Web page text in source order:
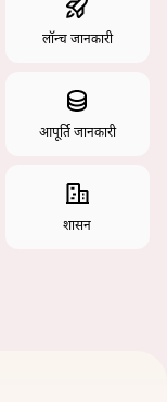
लॉन्च जानकारी
आपूर्ति जानकारी
शासन